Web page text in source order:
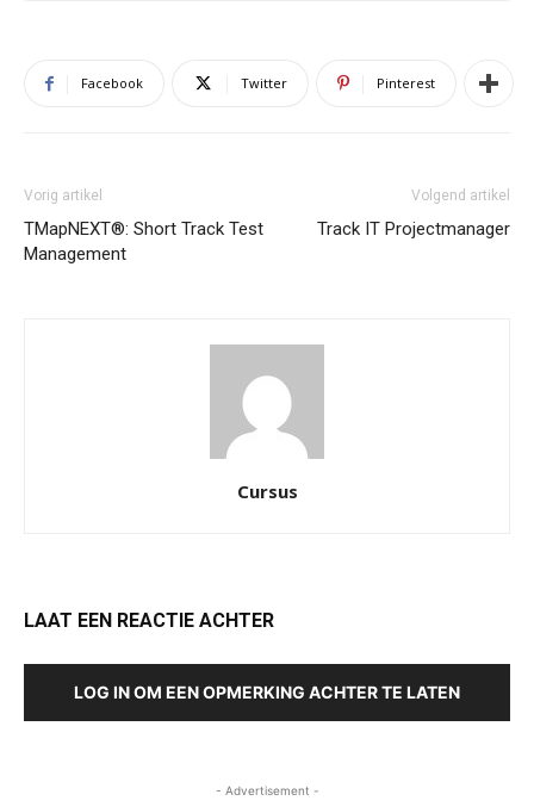
Facebook Twitter Pinterest
Vorig artikel
TMapNEXT®: Short Track Test
Management
Volgend artikel
Track IT Projectmanager
Cursus
LAAT EEN REACTIE ACHTER
LOG IN OM EEN OPMERKING ACHTER TE LATEN
- Advertisement -